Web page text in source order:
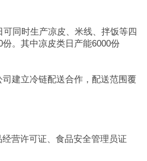
同时生产凉皮、米线、拌饭等四
。其中凉皮类日产能6000份
建立冷链配送合作，配送范围覆
营许可证、食品安全管理员证